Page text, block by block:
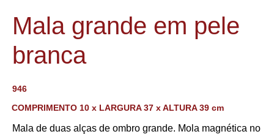
Mala grande em pele
branca
946
COMPRIMENTO 10 x LARGURA 37 x ALTURA 39 cm
Mala de duas alças de ombro grande. Mola magnética no